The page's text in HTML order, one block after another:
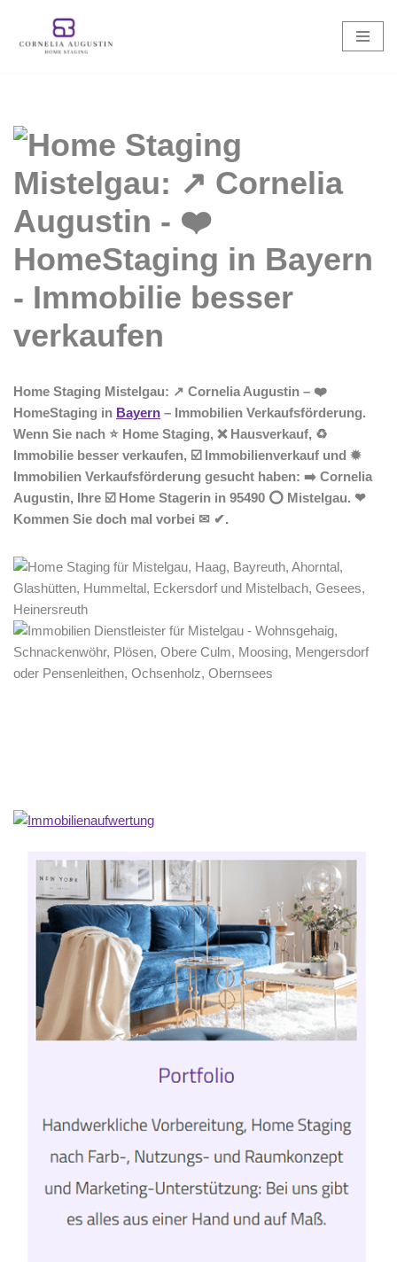
Zum
Home Staging Mistelgau: ↗️ Cornelia Augustin – ❤️
HomeStaging in Bayern – Immobilien Verkaufsförderung.
Wenn Sie nach ⭐ Home Staging, ❌ Hausverkauf, ♻
Immobilie besser verkaufen, ☑️ Immobilienverkauf und ✹
Immobilien Verkaufsförderung gesucht haben: ➡️ Cornelia
Augustin, Ihre ☑️ Home Stagerin in 95490 ⭕ Mistelgau. ❤
Kommen Sie doch mal vorbei ✉ ✔.